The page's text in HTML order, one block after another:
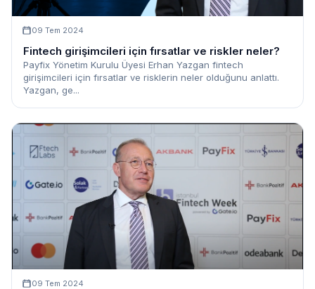
09 Tem 2024
Fintech girişimcileri için fırsatlar ve riskler neler?
Payfix Yönetim Kurulu Üyesi Erhan Yazgan fintech
girişimcileri için fırsatlar ve risklerin neler olduğunu anlattı.
Yazgan, ge...
09 Tem 2024